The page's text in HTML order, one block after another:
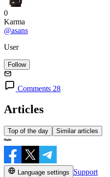
0
Karma
@asans
User
Follow
Comments 28
Articles
Top of the day Similar articles
Language settings Support